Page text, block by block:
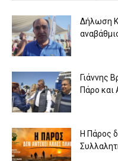
Δήλωση
Γιάννης
Πάρο και
Η Πάρος